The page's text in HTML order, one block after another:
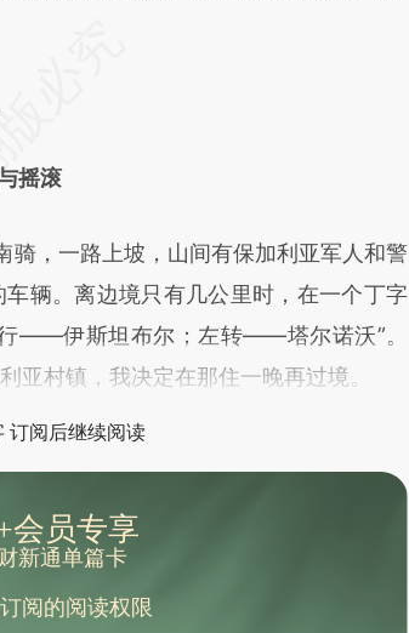
摇滚
，一路上坡，山间有保加利亚军人和警
辆。离边境只有几公里时，在一个丁字
——伊斯坦布尔；左转——塔尔诺沃”。
亚村镇，我决定在那住一晚再过境。
订阅后继续阅读
会员专享
新通单篇卡
阅的阅读权限